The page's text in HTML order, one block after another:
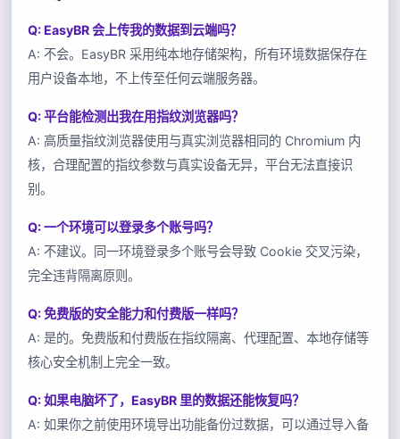
Q: EasyBR 会上传我的数据到云端吗？
A: 不会。EasyBR 采用纯本地存储架构，所有环境数据保存在
用户设备本地，不上传至任何云端服务器。
Q: 平台能检测出我在用指纹浏览器吗？
A: 高质量指纹浏览器使用与真实浏览器相同的 Chromium 内
核，合理配置的指纹参数与真实设备无异，平台无法直接识
别。
Q: 一个环境可以登录多个账号吗？
A: 不建议。同一环境登录多个账号会导致 Cookie 交叉污染，
完全违背隔离原则。
Q: 免费版的安全能力和付费版一样吗？
A: 是的。免费版和付费版在指纹隔离、代理配置、本地存储等
核心安全机制上完全一致。
Q: 如果电脑坏了，EasyBR 里的数据还能恢复吗？
A: 如果你之前使用环境导出功能备份过数据，可以通过导入备